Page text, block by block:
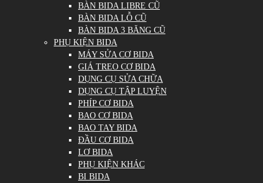
BÀN BIDA LIBRE CŨ
BÀN BIDA LỖ CŨ
BÀN BIDA 3 BĂNG CŨ
PHỤ KIỆN BIDA
MÁY SỬA CƠ BIDA
GIÁ TREO CƠ BIDA
DỤNG CỤ SỬA CHỮA
DỤNG CỤ TẬP LUYỆN
PHÍP CƠ BIDA
BAO CƠ BIDA
BAO TAY BIDA
ĐẦU CƠ BIDA
LƠ BIDA
PHỤ KIỆN KHÁC
BI BIDA